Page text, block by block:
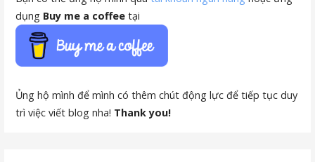
dụng Buy me a coffee tại
Ủng hộ mình để mình có thêm chút động lực để tiếp tục duy
trì việc viết blog nha! Thank you!